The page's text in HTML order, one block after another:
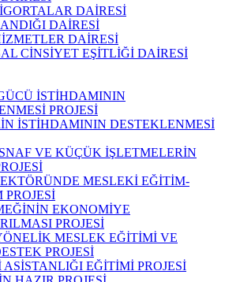
DAİRESİ
DAİRESİ
DAİRESİ
CİNSİYET EŞİTLİĞİ DAİRESİ
İSTİHDAMININ
PROJESİ
İSTİHDAMININ DESTEKLENMESİ
VE KÜÇÜK İŞLETMELERİN
MESLEKİ EĞİTİM-
EKONOMİYE
PROJESİ
MESLEK EĞİTİMİ VE
PROJESİ
EĞİTİMİ PROJESİ